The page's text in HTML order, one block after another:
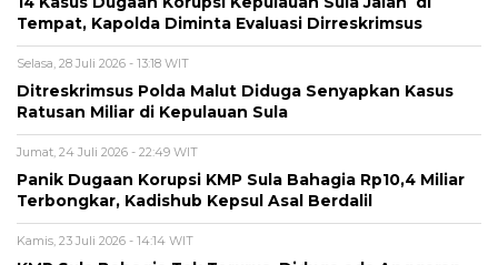
Tempat, Kapolda Diminta Evaluasi Dirreskrimsus
Selasa, 28 Juli 2026 - 13:18 WIT
Ditreskrimsus Polda Malut Diduga Senyapkan Kasus
Ratusan Miliar di Kepulauan Sula
Jumat, 24 Juli 2026 - 22:49 WIT
Panik Dugaan Korupsi KMP Sula Bahagia Rp10,4 Miliar
Terbongkar, Kadishub Kepsul Asal Berdalil
Kamis, 23 Juli 2026 - 14:14 WIT